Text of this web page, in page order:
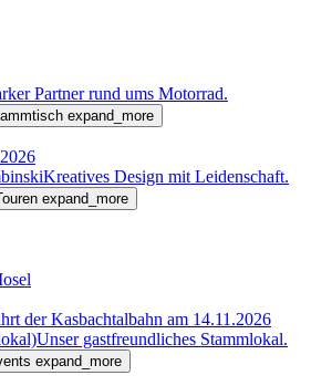
Partner rund ums Motorrad.
expand_more
Kreatives Design mit Leidenschaft.
expand_more
der Kasbachtalbahn am 14.11.2026
Unser gastfreundliches Stammlokal.
expand_more